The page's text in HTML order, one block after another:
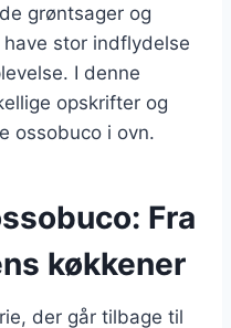
grøntsager og
stor indflydelse
I denne
opskrifter og
ossobuco i ovn.
Fra
køkkener
der går tilbage til